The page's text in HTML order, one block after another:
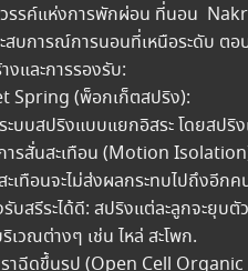
รรค์แห่งการพักผ่อน ที่นอน
สบการณ์การนอนที่เหนือระดับ ต
งและการรองรับ:
Spring (พ็อกเก็ตสปริง):
ะบบสปริงแบบแยกอิสระ โดยสปริ
รสั่นสะเทือน (Motion
ะเทือนจะไม่ส่งผลกระทบไปถึงอี
บสรีระได้ดี: สปริงแต่ละลูกจะยุบ
เวณต่างๆ เช่น ไหล่ สะโพก.
าฉีดขึ้นรูป (Open Cell Organic